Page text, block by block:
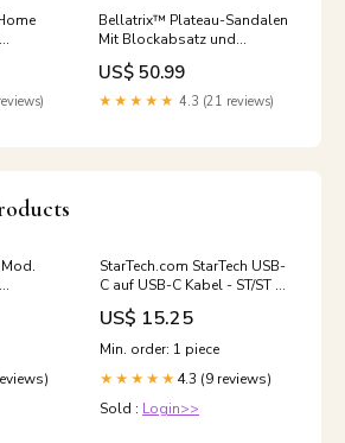
Bellatrix™ Plateau-Sandalen
Mit Blockabsatz und
Verstellbaren Riemen march-
4
US$ 50.99
★★★★★ 4.3 (21 reviews)
Mod.
StarTech.com StarTech USB-
C auf USB-C Kabel - ST/ST -
1m - USB 3.0 (5 Gbit/s)
Farbband
US$ 15.25
Min. order: 1 piece
★★★★★ 4.3 (9 reviews)
Sold : Login>>